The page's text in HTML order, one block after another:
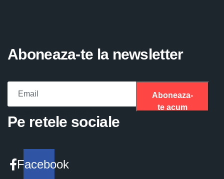
Aboneaza-te la newsletter
Aboneaza-
te acum
Pe retele sociale
Facebook